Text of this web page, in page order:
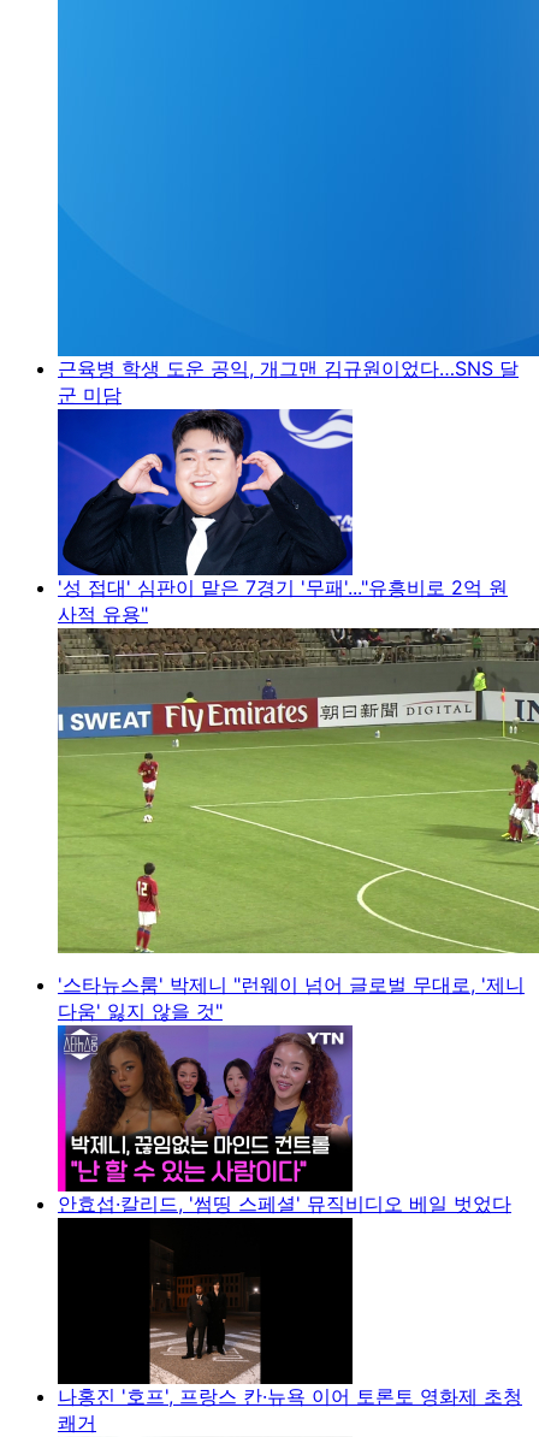
근육병 학생 도운 공익, 개그맨 김규원이었다…SNS 달
군 미담
'성 접대' 심판이 맡은 7경기 '무패'..."유흥비로 2억 원
사적 유용"
'스타뉴스룸' 박제니 "런웨이 넘어 글로벌 무대로, '제니
다움' 잃지 않을 것"
안효섭·칼리드, '썸띵 스페셜' 뮤직비디오 베일 벗었다
나홍진 '호프', 프랑스 칸·뉴욕 이어 토론토 영화제 초청
쾌거